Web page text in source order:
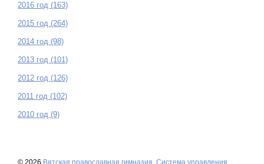
2016 год (163)
2015 год (264)
2014 год (98)
2013 год (101)
2012 год (126)
2011 год (102)
2010 год (9)
© 2026 Вятская православная гимназия Система управления